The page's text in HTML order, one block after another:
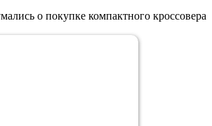
о покупке компактного кроссовера